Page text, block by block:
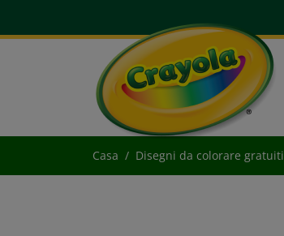
Casa Disegni da colorare gratuiti